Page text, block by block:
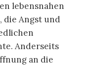
lebensnahen
die Angst und
Anderseits
an die